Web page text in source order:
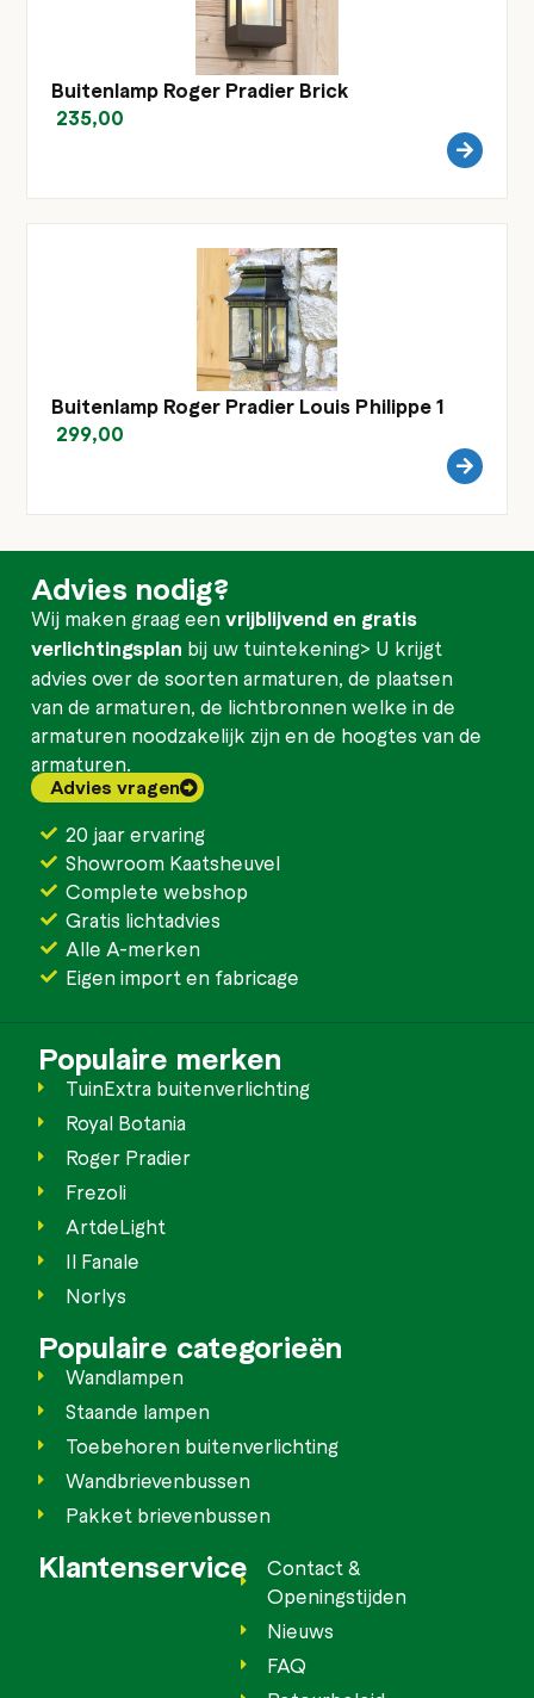
Buitenlamp Roger Pradier Brick
235,00
Buitenlamp Roger Pradier Louis Philippe 1
299,00
Advies nodig?
Wij maken graag eenvrijblijvend en gratis
verlichtingsplan bij uw tuintekening> U krijgt
advies over de soorten armaturen, de plaatsen
van de armaturen, de lichtbronnen welke in de
armaturen noodzakelijk zijn en de hoogtes van de
armaturen.
Advies vragen
20 jaar ervaring
Showroom Kaatsheuvel
Complete webshop
Gratis lichtadvies
Alle A-merken
Eigen import en fabricage
Populaire merken
TuinExtra buitenverlichting
Royal Botania
Roger Pradier
Frezoli
ArtdeLight
Il Fanale
Norlys
Populaire categorieën
Wandlampen
Staande lampen
Toebehoren buitenverlichting
Wandbrievenbussen
Pakket brievenbussen
Klantenservice
Contact &
Openingstijden
Nieuws
FAQ